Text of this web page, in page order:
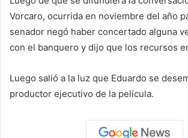
Vorcaro, ocurrida en noviembre del año
senador negó haber concertado alguna
con el banquero y dijo que los recursos
Luego salió a la luz que Eduardo se
productor ejecutivo de la película.